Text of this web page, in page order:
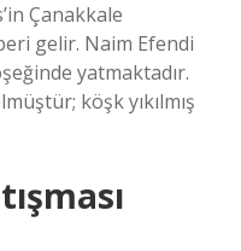
Çanakkale
gelir. Naim Efendi
yatmaktadır.
köşk yıkılmış